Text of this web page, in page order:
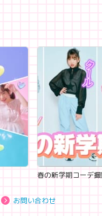
春の新学期コーデ
お問い合わせ